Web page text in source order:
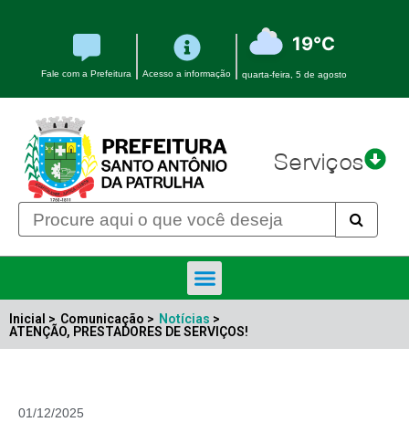
Fale com a Prefeitura Acesso a informação
19°C
quarta-feira, 5 de agosto
Serviços
Inicial > Comunicação > Notícias >
ATENÇÃO, PRESTADORES DE SERVIÇOS!
01/12/2025